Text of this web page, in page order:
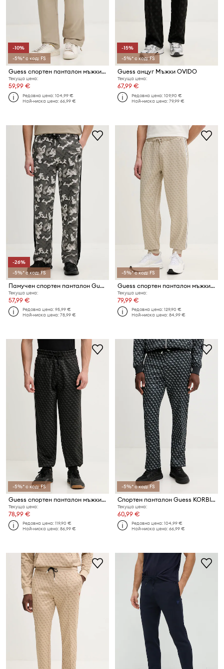
-10%
-5%* с код: FS
Guess спортен панталон мъжки GUSTAVE
Текуща цена:
59,99 €
Редовна цена:104,99 €
Най-ниска цена:66,99 €
-15%
-5%* с код: FS
Guess анцуг Мъжки OVIDO
Текуща цена:
67,99 €
Редовна цена:109,90 €
Най-ниска цена:79,99 €
-26%
-5%* с код: FS
Памучен спортен панталон Guess CHAYTON
Текуща цена:
57,99 €
Редовна цена:95,99 €
Най-ниска цена:78,99 €
-5%* с код: FS
Guess спортен панталон мъжки PRIMO
Текуща цена:
79,99 €
Редовна цена:129,90 €
Най-ниска цена:84,99 €
-5%* с код: FS
Guess спортен панталон мъжки PRIMO
Текуща цена:
78,99 €
Редовна цена:119,90 €
Най-ниска цена:86,99 €
-5%* с код: FS
Спортен панталон Guess KORBIN
Текуща цена:
60,99 €
Редовна цена:104,99 €
Най-ниска цена:66,99 €